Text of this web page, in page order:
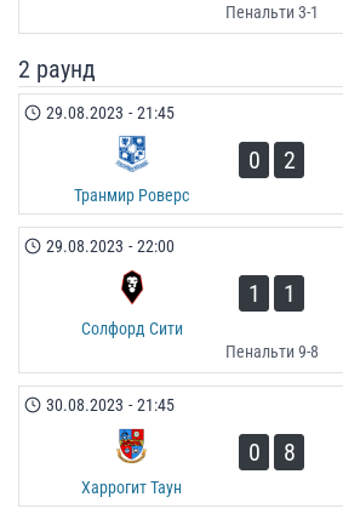
Пенальти 3-1
2 раунд
29.08.2023 - 21:45
Транмир Роверс
0 2
29.08.2023 - 22:00
Солфорд Сити
1 1
Пенальти 9-8
30.08.2023 - 21:45
Харрогит Таун
0 8